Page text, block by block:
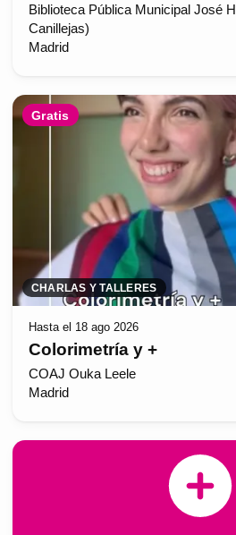
Biblioteca Pública Municipal José
Canillejas)
Madrid
Gratis
CHARLAS Y TALLERES
Hasta el 18 ago 2026
Colorimetría y +
COAJ Ouka Leele
Madrid